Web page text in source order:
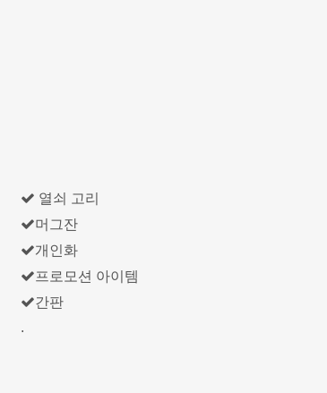
 열쇠 고리
머그잔
개인화
프로모션 아이템
간판
.